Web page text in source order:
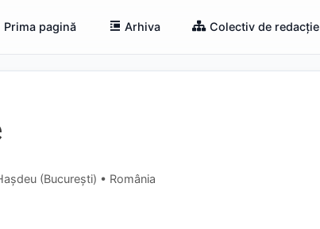
Prima pagină Arhiva Colectiv de redacție
(Bucureşti) • România